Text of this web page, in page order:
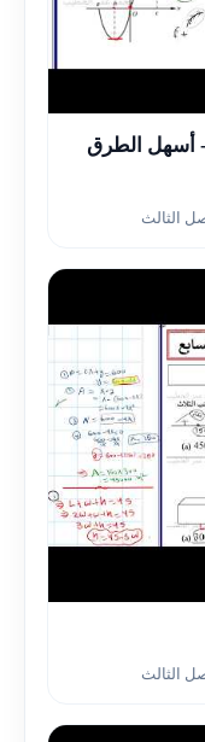
أسهل الطرق
الثالث
الثالث